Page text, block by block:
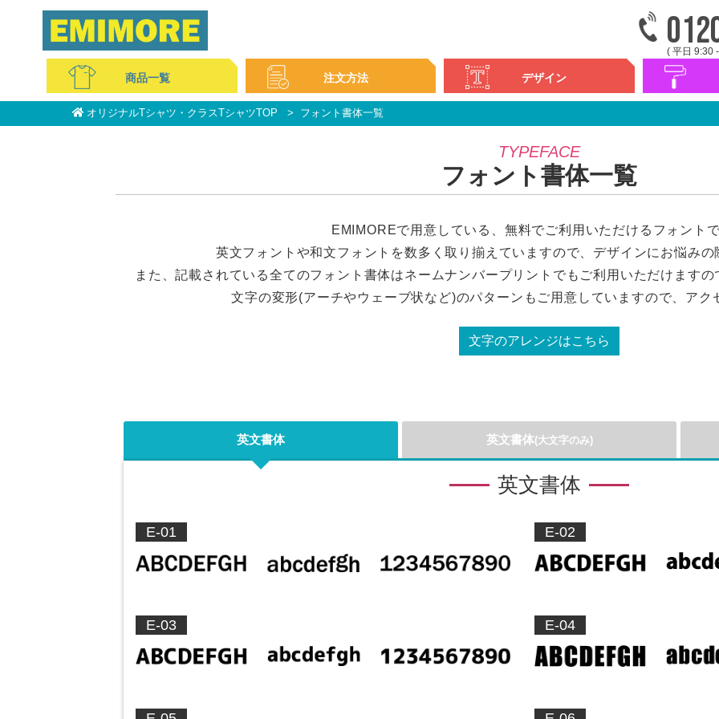
( 平日 9:30
商品一覧
コットンTシャツ
ドライ・スポーツ
ポロシャツ
スウェット・パーカー
ブルゾン
パンツ
コットンバッグ
不織布
ミニタオル
マフラータオル
フェイスタオル
ビブス
キャップ
無地アイテム
イベントグッズ
注文方法
ご注文の流れ
WEBサイトの注文方法
お支払い方法について
料金について
サービス特集
よくある質問
デザイン
オリジナルTシャツ・クラスTシャツTOP フォント書体一覧
フォント書体一覧
EMIMOREで用意している、無料でご利用いただけるフォント
英文フォントや和文フォントを数多く取り揃えていますので、デザインにお悩み
また、記載されている全てのフォント書体はネームナンバープリントでもご利用いただけます
文字の変形(アーチやウェーブ状など)のパターンもご用意していますので、アク
文字のアレンジはこちら
英文書体
英文書体
E-01 E-02
E-03 E-04
英文書体(大文字のみ)